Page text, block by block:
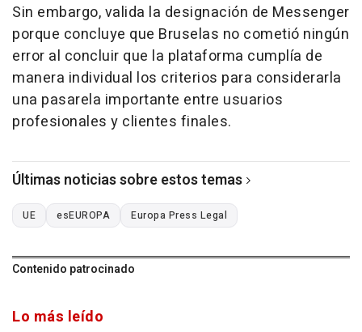
Sin embargo, valida la designación de Messenger
porque concluye que Bruselas no cometió ningún
error al concluir que la plataforma cumplía de
manera individual los criterios para considerarla
una pasarela importante entre usuarios
profesionales y clientes finales.
Últimas noticias sobre estos temas
UE esEUROPA Europa Press Legal
Contenido patrocinado
Lo más leído